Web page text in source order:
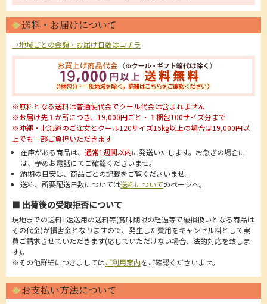
送料・お届けについて
→地域ごとの金額・お届け日数はコチラ
※無料となる送料は普通便代金でクール代金は含まれません
※お届け先１か所につき、19,000円ごと・１梱包100サイズ分まで
※沖縄・北海道のご注文とクール120サイズ15kg以上の場合は19,000円以
上でも一部ご負担いただきます
在庫がある商品は、通常1週間以内に発送いたします。お急ぎの場合に
は、予めお電話にてご確認くださいませ。
納期の目安は、商品ごとの記載をご覧くださいませ。
送料、所要配送日数については送料についてのページへ。
■ 出荷後の受取拒否について
現地までの送料+返送用の送料等(賞味期限の経過等で破損扱いとなる商品は
その代金)が損害金となりますので、発生した費用をキャンセル料として実
費ご請求させていただきます(応じていただけない場合、法的対応を致しま
す)。
※その他詳細につきましてはご利用案内をご確認くださいませ。
お支払い方法について